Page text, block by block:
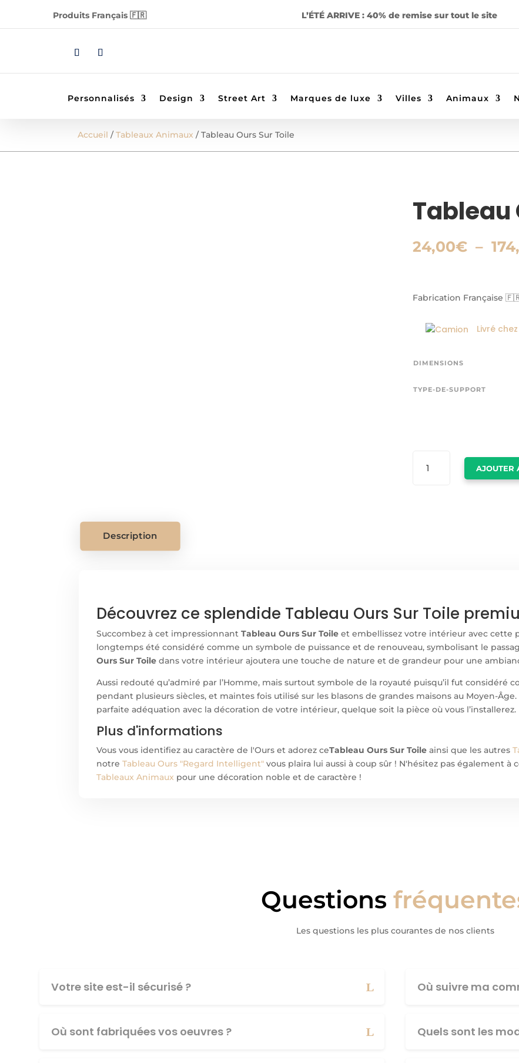
Produits Français 🇫🇷 L’ÉTÉ ARRIVE : 40% de remise sur tout le site
Personnalisés Design Street Art Marques de luxe Villes Animaux
Accueil /Tableaux Animaux / Tableau Ours Sur Toile
Tableau
24,00€ –
Fabrication Française
Livré
DIMENSIONS
TYPE-DE-SUPPORT
AJOUTER
Description
Découvrez ce splendide Tableau Ours Sur Toile
Succombez à cet impressionnantTableau Ours Sur Toile et embellissez votre intérieur avec cette
longtemps été considéré comme un symbole de puissance et de renouveau, symbolisant le
Ours Sur Toile dans votre intérieur ajoutera une touche de nature et de grandeur pour une
Aussi redouté qu’admiré par l’Homme, mais surtout symbole de la royauté puisqu’il fut considéré
pendant plusieurs siècles, et maintes fois utilisé sur les blasons de grandes maisons au Moyen-Âge.
parfaite adéquation avec la décoration de votre intérieur, quelque soit la pièce où vous l’installerez.
Plus d'informations
Vous vous identifiez au caractère de l'Ours et adorez ceTableau Ours Sur Toile ainsi que les autres
notreTableau Ours "Regard Intelligent" vous plaira lui aussi à coup sûr ! N'hésitez pas également
Tableaux Animaux pour une décoration noble et de caractère !
Questions
Les questions les plus courantes de nos clients
Votre site est-il sécurisé ?
Où sont fabriquées vos oeuvres ?
Où suivre ma
Quels sont les